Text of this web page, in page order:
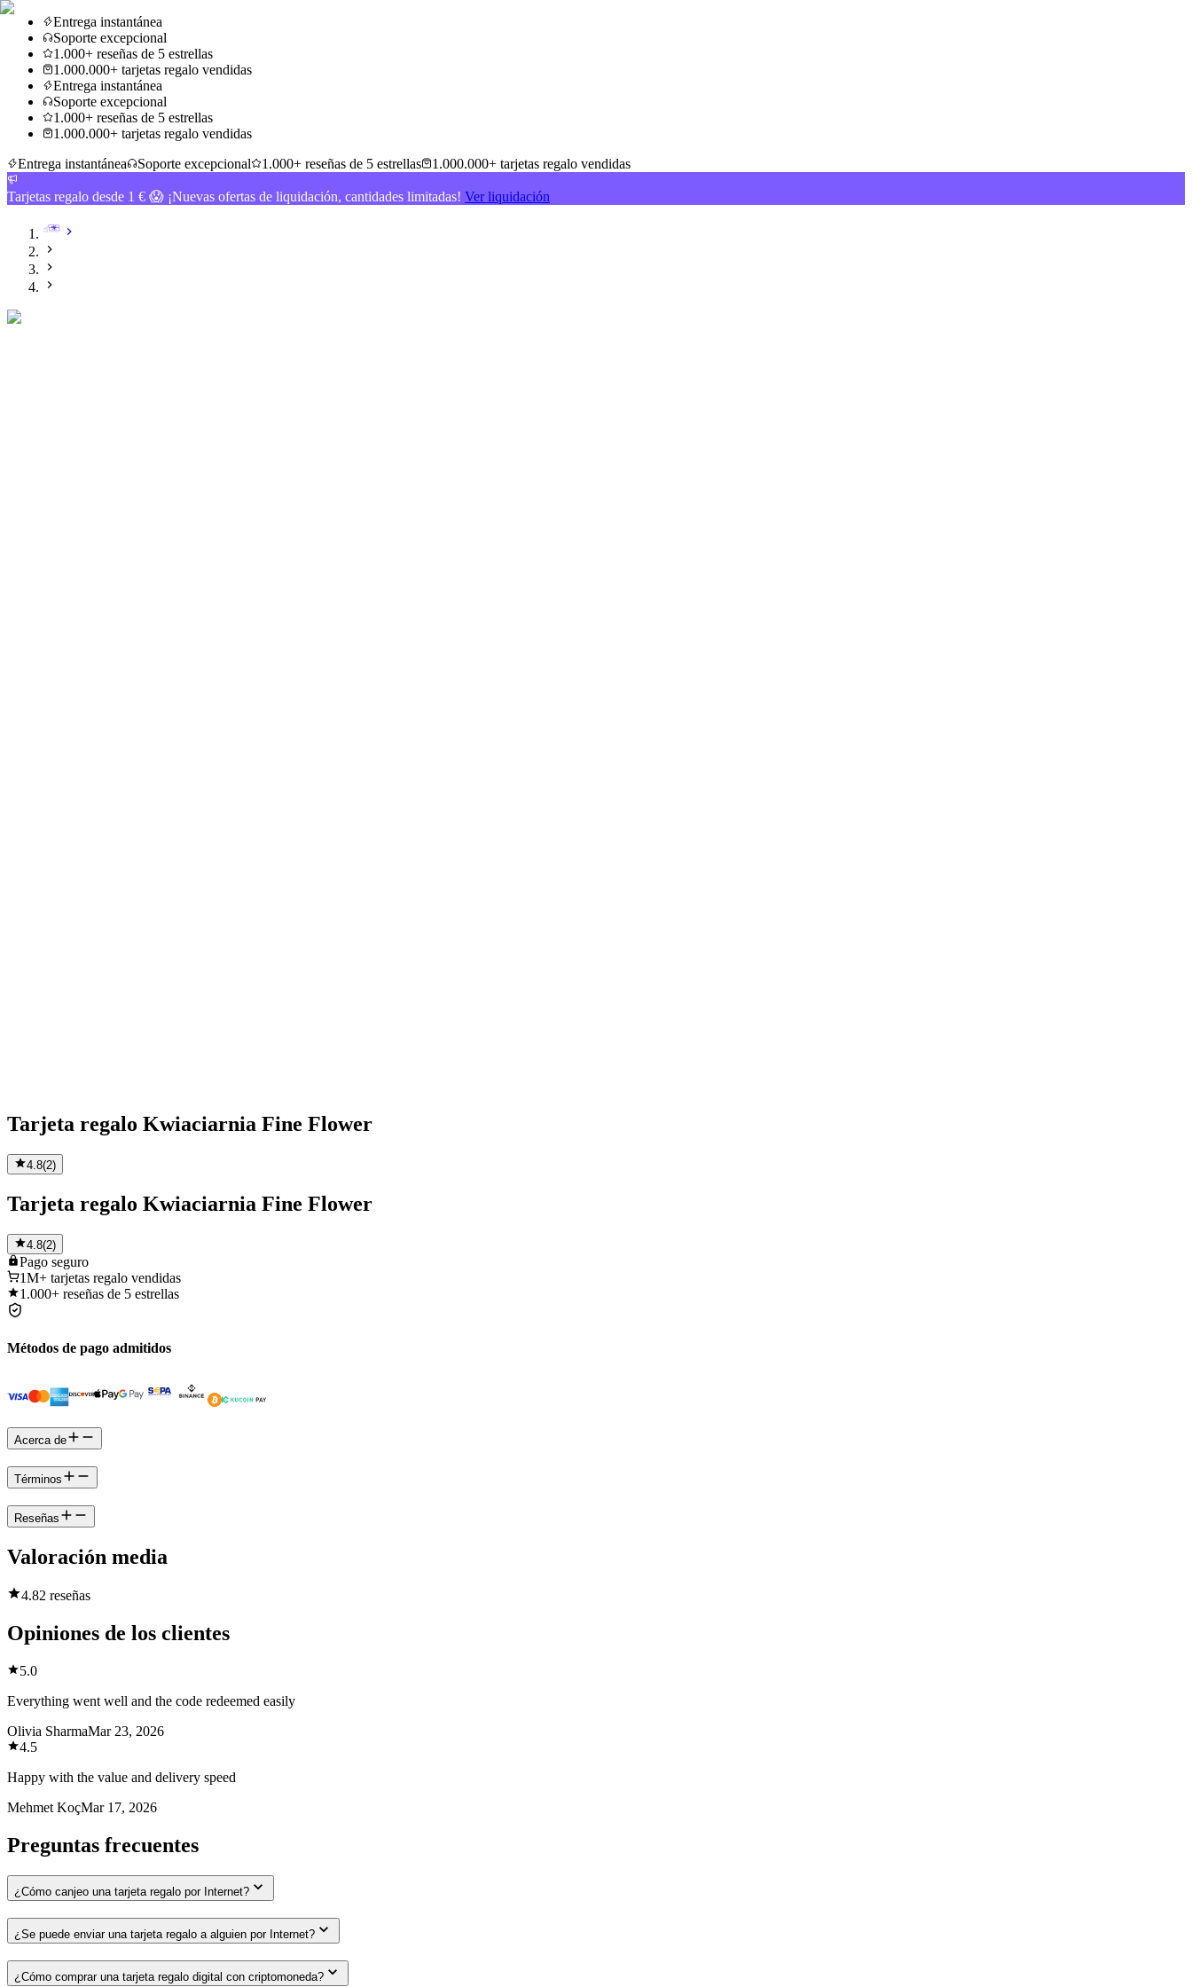
Entrega instantánea
Soporte excepcional
1.000+ reseñas de 5 estrellas
1.000.000+ tarjetas regalo vendidas
Entrega instantánea
Soporte excepcional
1.000+ reseñas de 5 estrellas
1.000.000+ tarjetas regalo vendidas
Entrega instantánea
Soporte excepcional 1.000+ reseñas de 5 estrellas 1.000.000+ tarjetas regalo vendidas
Tarjetas regalo desde 1 € 😱 ¡Nuevas ofertas de liquidación, cantidades limitadas! Ver liquidación
Tarjeta regalo Kwiaciarnia Fine Flower
4.8(2)
Tarjeta regalo Kwiaciarnia Fine Flower
4.8(2)
Pago seguro
1M+ tarjetas regalo vendidas
1.000+ reseñas de 5 estrellas
Métodos de pago admitidos
Acerca de
Términos
Reseñas
Valoración media
4.82 reseñas
Opiniones de los clientes
5.0
Everything went well and the code redeemed easily
Olivia SharmaMar 23, 2026
4.5
Happy with the value and delivery speed
Mehmet KoçMar 17, 2026
Preguntas frecuentes
¿Cómo canjeo una tarjeta regalo por Internet?
¿Se puede enviar una tarjeta regalo a alguien por Internet?
¿Cómo comprar una tarjeta regalo digital con criptomoneda?